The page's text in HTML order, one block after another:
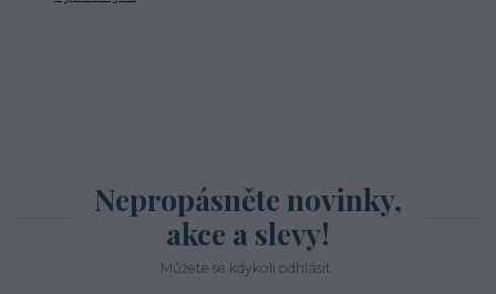
Nepropásněte novinky,
akce a slevy!
Můžete se kdykoli odhlásit.